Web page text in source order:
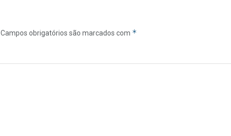
Campos obrigatórios são marcados com *